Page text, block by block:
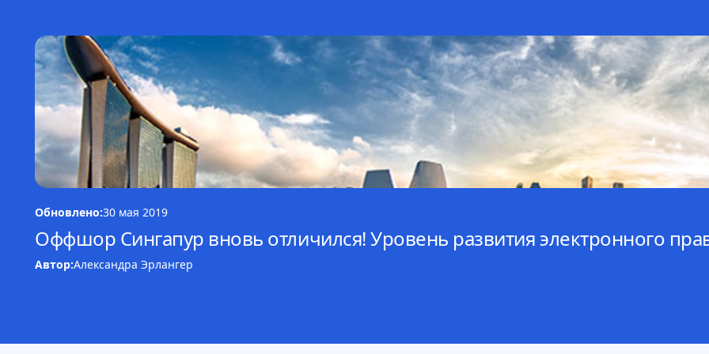
Обновлено:30 мая 2019
Оффшор Сингапур вновь отличился! Уровень развития электронного
Автор:Александра Эрлангер